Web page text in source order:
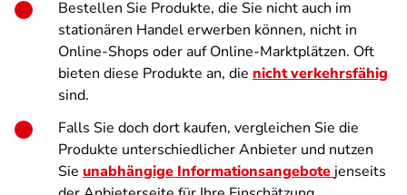
Bestellen Sie Produkte, die Sie nicht auch im
stationären Handel erwerben können, nicht in
Online-Shops oder auf Online-Marktplätzen. Oft
bieten diese Produkte an, die nicht verkehrsfähig
sind.
Falls Sie doch dort kaufen, vergleichen Sie die
Produkte unterschiedlicher Anbieter und nutzen
Sie unabhängige Informationsangebote jenseits